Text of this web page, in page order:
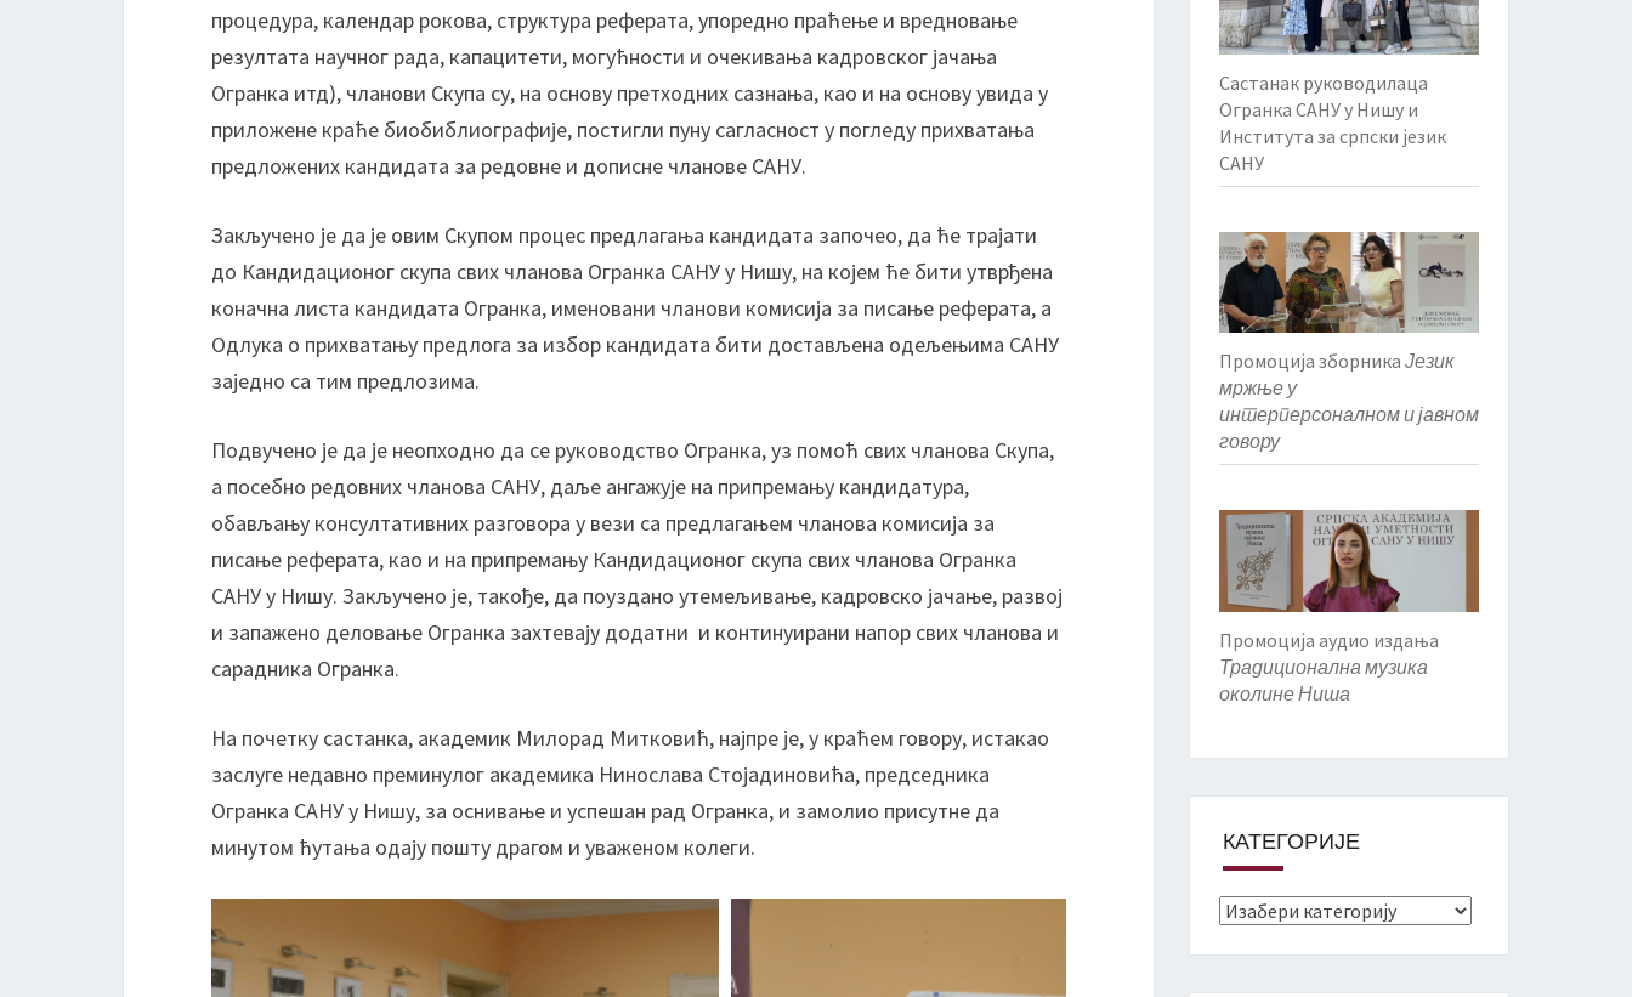
н
и
с
к
у
в
и
х
ч
о
в
а
О
р
а
а
С
Н
У
Н
процедура, календар рокова, структура реферата, упоредно праћење и вредновање
резултата научног рада, капацитети, могућности и очекивања кадровског јачања
Огранка итд), чланови Скупа су, на основу претходних сазнања, као и на основу увида у
приложене краће биобиблиографије, постигли пуну сагласност у погледу прихватања
предложених кандидата за редовне и дописне чланове САНУ.
Закључено је да је овим Скупом процес предлагања кандидата започео, да ће трајати
до Кандидационог скупа свих чланова Огранка САНУ у Нишу, на којем ће бити утврђена
коначна листа кандидата Огранка, именовани чланови комисија за писање реферата, а
Одлука о прихватању предлога за избор кандидата бити достављена одељењима САНУ
заједно са тим предлозима.
Подвучено је да је неопходно да се руководство Огранка, уз помоћ свих чланова Скупа,
а посебно редовних чланова САНУ, даље ангажује на припремању кандидатура,
обављању консултативних разговора у вези са предлагањем чланова комисија за
писање реферата, као и на припремању Кандидационог скупа свих чланова Огранка
САНУ у Нишу. Закључено је, такође, да поуздано утемељивање, кадровско јачање, развој
и запажено деловање Огранка захтевају додатни и континуирани напор свих чланова и
сарадника Огранка.
На почетку састанка, академик Милорад Митковић, најпре је, у краћем говору, истакао
заслуге недавно преминулог академика Нинослава Стојадиновића, председника
Огранка САНУ у Нишу, за оснивање и успешан рад Огранка, и замолио присутне да
минутом ћутања одају пошту драгом и уваженом колеги.
Састанак руководилаца
Огранка САНУ у Нишу и
Института за српски језик
САНУ
Промоција зборника Језик
мржње у
интерперсоналном и јавном
говору
Промоција аудио издања
Традиционална музика
околине Ниша
КАТЕГОРИЈЕ
Категорије